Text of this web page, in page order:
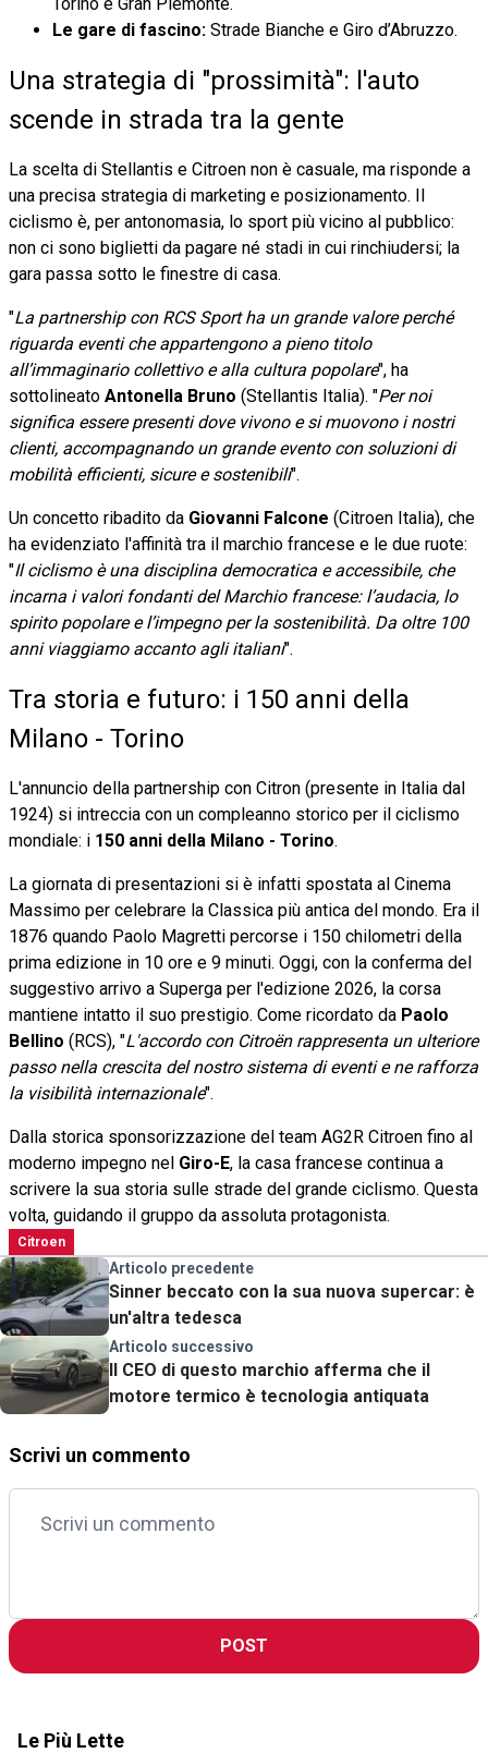
Le gare di fascino: Strade Bianche e Giro d’Abruzzo.
Una strategia di "prossimità": l'auto
scende in strada tra la gente
La scelta di Stellantis e Citroen non è casuale, ma risponde a
una precisa strategia di marketing e posizionamento. Il
ciclismo è, per antonomasia, lo sport più vicino al pubblico:
non ci sono biglietti da pagare né stadi in cui rinchiudersi; la
gara passa sotto le finestre di casa.
"La partnership con RCS Sport ha un grande valore perché
riguarda eventi che appartengono a pieno titolo
all’immaginario collettivo e alla cultura popolare", ha
sottolineato Antonella Bruno (Stellantis Italia). "Per noi
significa essere presenti dove vivono e si muovono i nostri
clienti, accompagnando un grande evento con soluzioni di
mobilità efficienti, sicure e sostenibili".
Un concetto ribadito da Giovanni Falcone (Citroen Italia), che
ha evidenziato l'affinità tra il marchio francese e le due ruote:
"Il ciclismo è una disciplina democratica e accessibile, che
incarna i valori fondanti del Marchio francese: l’audacia, lo
spirito popolare e l’impegno per la sostenibilità. Da oltre 100
anni viaggiamo accanto agli italiani".
Tra storia e futuro: i 150 anni della
Milano - Torino
L'annuncio della partnership con Citron (presente in Italia dal
1924) si intreccia con un compleanno storico per il ciclismo
mondiale: i 150 anni della Milano - Torino.
La giornata di presentazioni si è infatti spostata al Cinema
Massimo per celebrare la Classica più antica del mondo. Era il
1876 quando Paolo Magretti percorse i 150 chilometri della
prima edizione in 10 ore e 9 minuti. Oggi, con la conferma del
suggestivo arrivo a Superga per l'edizione 2026, la corsa
mantiene intatto il suo prestigio. Come ricordato da Paolo
Bellino (RCS), "L'accordo con Citroën rappresenta un ulteriore
passo nella crescita del nostro sistema di eventi e ne rafforza
la visibilità internazionale".
Dalla storica sponsorizzazione del team AG2R Citroen fino al
moderno impegno nel Giro-E, la casa francese continua a
scrivere la sua storia sulle strade del grande ciclismo. Questa
volta, guidando il gruppo da assoluta protagonista.
Citroen
Articolo precedente
Sinner beccato con la sua nuova supercar: è
un'altra tedesca
Articolo successivo
Il CEO di questo marchio afferma che il
motore termico è tecnologia antiquata
Scrivi un commento
POST
Le Più Lette